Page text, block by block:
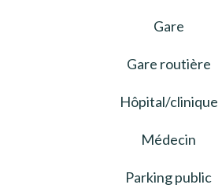
Gare
Gare routière
Hôpital/clinique
Médecin
Parking public